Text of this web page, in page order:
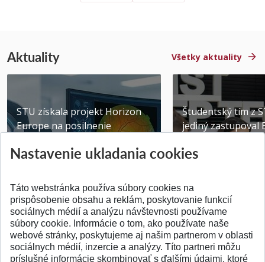
Aktuality Všetky aktuality
STU získala projekt Horizon
Europe na posilnenie
Publikované 31.07.2026
Študentský tím z
jediný zastupoval
Publikované
SPÄŤ NA VRCH
Nastavenie ukladania cookies
Táto webstránka používa súbory cookies na
prispôsobenie obsahu a reklám, poskytovanie funkcií
sociálnych médií a analýzu návštevnosti používame
súbory cookie. Informácie o tom, ako používate naše
webové stránky, poskytujeme aj našim partnerom v oblasti
sociálnych médií, inzercie a analýzy. Títo partneri môžu
príslušné informácie skombinovať s ďalšími údajmi, ktoré